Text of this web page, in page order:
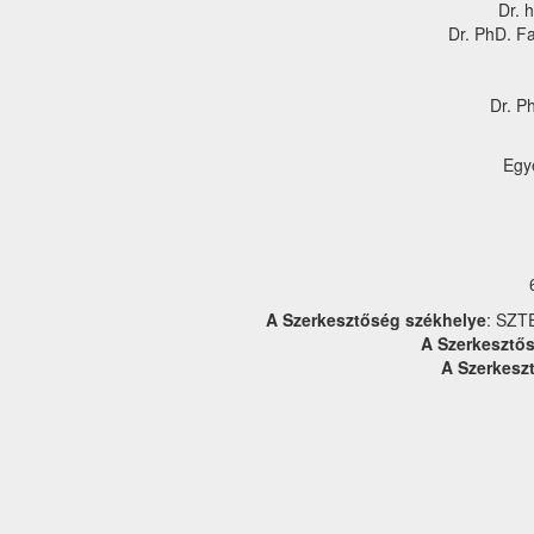
Dr.
Dr. PhD.
Dr.
A Szerkesztőség székhelye:
A
A